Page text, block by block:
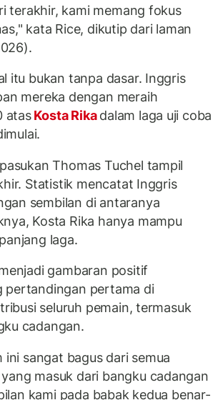
terakhir, kami memang fokus
kata Rice, dikutip dari laman
itu bukan tanpa dasar. Inggris
mereka dengan meraih
atasKosta Rikadalam laga uji coba
Thomas Tuchel tampil
Statistik mencatat Inggris
sembilan di antaranya
Kosta Rika hanya mampu
laga.
gambaran positif
pertandingan pertama di
seluruh pemain, termasuk
cadangan.
sangat bagus dari semua
masuk dari bangku cadangan
kami pada babak kedua benar-